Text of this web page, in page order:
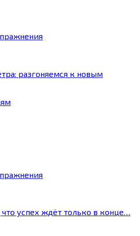
разгоняемся к новым
что успех ждёт только в конце…